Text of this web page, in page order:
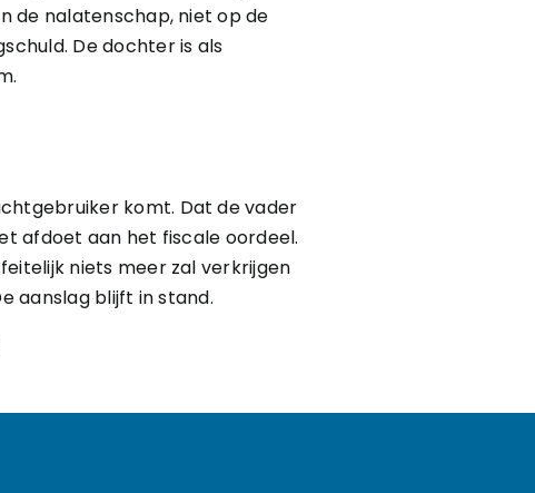
de nalatenschap, niet op de
De dochter is als
komt. Dat de vader
afdoet aan het fiscale oordeel.
niets meer zal verkrijgen
aanslag blijft in stand.